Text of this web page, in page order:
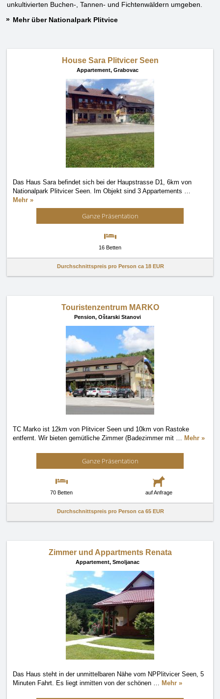
unkultivierten Buchen-, Tannen- und Fichtenwäldern umgeben.
Mehr über Nationalpark Plitvice
House Sara Plitvicer Seen
Appartement, Grabovac
Das Haus Sara befindet sich bei der Haupstrasse D1, 6km von
Nationalpark Plitvicer Seen. Im Objekt sind 3 Appartements …
Mehr »
Ganze Präsentation
16 Betten
Durchschnittspreis pro Person ca 18 EUR
Touristenzentrum MARKO
Pension, Oštarski Stanovi
TC Marko ist 12km von Plitvicer Seen und 10km von Rastoke
entfernt. Wir bieten gemütliche Zimmer (Badezimmer mit … Mehr »
Ganze Präsentation
70 Betten auf Anfrage
Durchschnittspreis pro Person ca 65 EUR
Zimmer und Appartments Renata
Appartement, Smoljanac
Das Haus steht in der unmittelbaren Nähe vom NPPlitvicer Seen, 5
Minuten Fahrt. Es liegt inmitten von der schönen … Mehr »